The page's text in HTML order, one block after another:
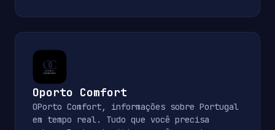
Oporto Comfort
OPorto Comfort, informações sobre Portugal
em tempo real. Tudo que você precisa